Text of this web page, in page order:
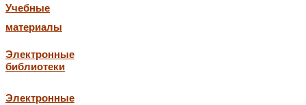
Учебные
материалы
Электронные
библиотеки
Электронные